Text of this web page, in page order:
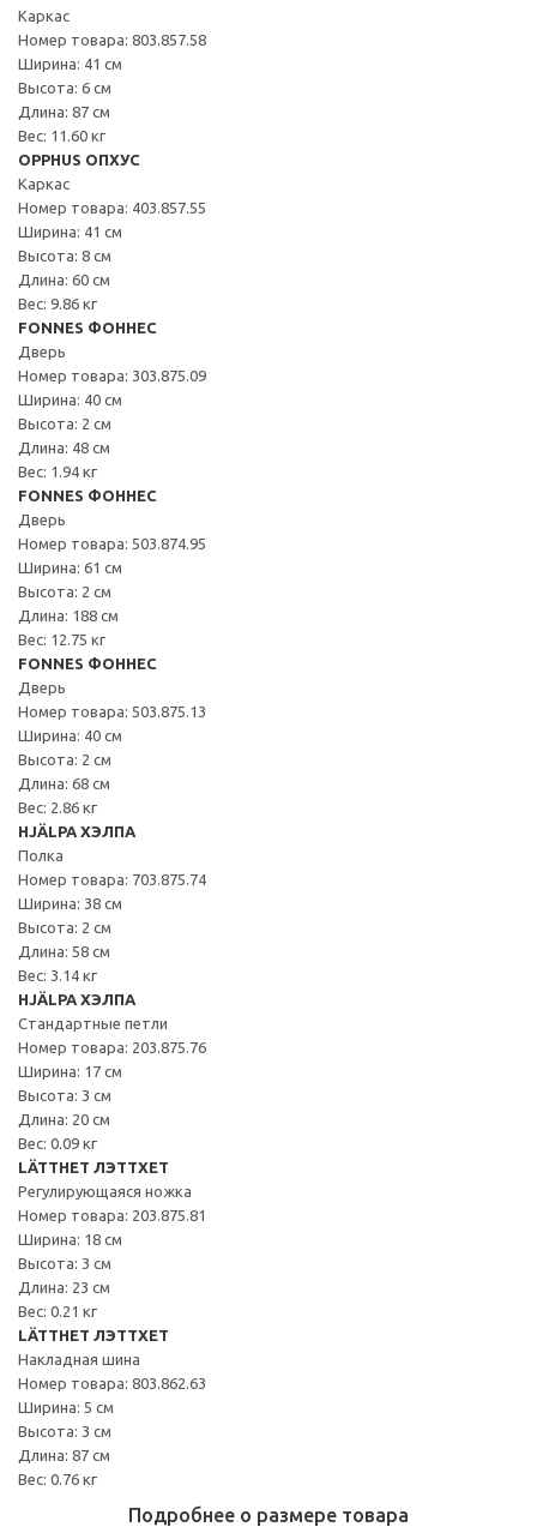
Каркас
Номер товара: 803.857.58
Ширина: 41 см
Высота: 6 см
Длина: 87 см
Вес: 11.60 кг
OPPHUS ОПХУС
Каркас
Номер товара: 403.857.55
Ширина: 41 см
Высота: 8 см
Длина: 60 см
Вес: 9.86 кг
FONNES ФОННЕС
Дверь
Номер товара: 303.875.09
Ширина: 40 см
Высота: 2 см
Длина: 48 см
Вес: 1.94 кг
FONNES ФОННЕС
Дверь
Номер товара: 503.874.95
Ширина: 61 см
Высота: 2 см
Длина: 188 см
Вес: 12.75 кг
FONNES ФОННЕС
Дверь
Номер товара: 503.875.13
Ширина: 40 см
Высота: 2 см
Длина: 68 см
Вес: 2.86 кг
HJÄLPA ХЭЛПА
Полка
Номер товара: 703.875.74
Ширина: 38 см
Высота: 2 см
Длина: 58 см
Вес: 3.14 кг
HJÄLPA ХЭЛПА
Стандартные петли
Номер товара: 203.875.76
Ширина: 17 см
Высота: 3 см
Длина: 20 см
Вес: 0.09 кг
LÄTTHET ЛЭТТХЕТ
Регулирующаяся ножка
Номер товара: 203.875.81
Ширина: 18 см
Высота: 3 см
Длина: 23 см
Вес: 0.21 кг
LÄTTHET ЛЭТТХЕТ
Накладная шина
Номер товара: 803.862.63
Ширина: 5 см
Высота: 3 см
Длина: 87 см
Вес: 0.76 кг
Подробнее о размере товара